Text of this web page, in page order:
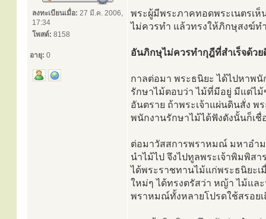
ลงทะเบียนเมื่อ: 27 มี.ค. 2006,
17:34
โพสต์: 8158
อายุ: 0
พระผู้มีพระภาคทอดพระเนตรเห็
ไม่ควรทำ แล้วทรงให้ภิกษุสงฆ์
อันภิกษุไม่ควรทำกุฎีที่สำเร็จด้ว
กาลต่อมา พระธนิยะ ได้ไปหาพ
รักษาไม้ตอบว่า ไม้ที่มีอยู่ มีแต่ไ
อันตราย ถ้าพระเจ้าแผ่นดินสั่ง พ
พนักงานรักษาไม้ได้ฟังดังนั้นก็เชื่
ต่อมาวัสสการพราหมณ์ มหาอำม
นำไม้ไป จึงไปทูลพระเจ้าพิมพิส
ได้พระราชทานไม้แก่พระธนิยะเ
ใหม่ๆ ได้ทรงตรัสว่า หญ้า ไม้แ
พราหมณ์ทั้งหลายโปรดใช้สรอยเ